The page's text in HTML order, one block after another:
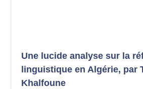
Une lucide analyse sur la
linguistique en Algérie, par
Khalfoune